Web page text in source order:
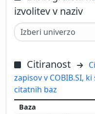
izvolitev v naziv
Citiranost
zapisov v COBIB.SI,
citatnih baz